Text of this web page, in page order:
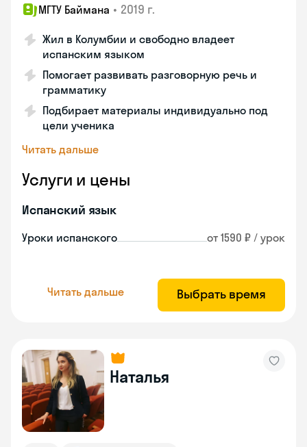
МГТУ Баймана • 2019 г.
Жил в Колумбии и свободно владеет
испанским языком
Помогает развивать разговорную речь и
грамматику
Подбирает материалы индивидуально под
цели ученика
Читать дальше
Услуги и цены
Испанский язык
Уроки испанского от 1590 ₽ / урок
Читать дальше Выбрать время
Наталья